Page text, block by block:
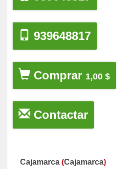
939648817
Comprar 1,00 $
Contactar
Cajamarca (Cajamarca)